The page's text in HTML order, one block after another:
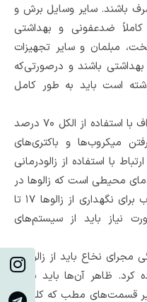
باشند. سایر وسایل برش و
ضدعفونی و بهداشتی
مبلمان و سایر تجهیزات
بهداشتی باشند و درصورتی‌که
است باید به طور کامل
ضدعفونی‌کردن محیط و سطوح اطراف با استفاده از الکل ۷۰ درصد
میکروب‌ها و باکتری‌های
با استفاده از زالودرمانی
محیطی است که زالوها در
آنجا نگهداری می‌شوند. دمای مطلوب برای نگهداری از زالوها ۱۷ تا
نیاز باید از سیستم‌های
مجرای نخاع باید از زالوهای
کرد. ظاهر آن‌ها باید بدون
قسمت‌های مطب که کلینیک